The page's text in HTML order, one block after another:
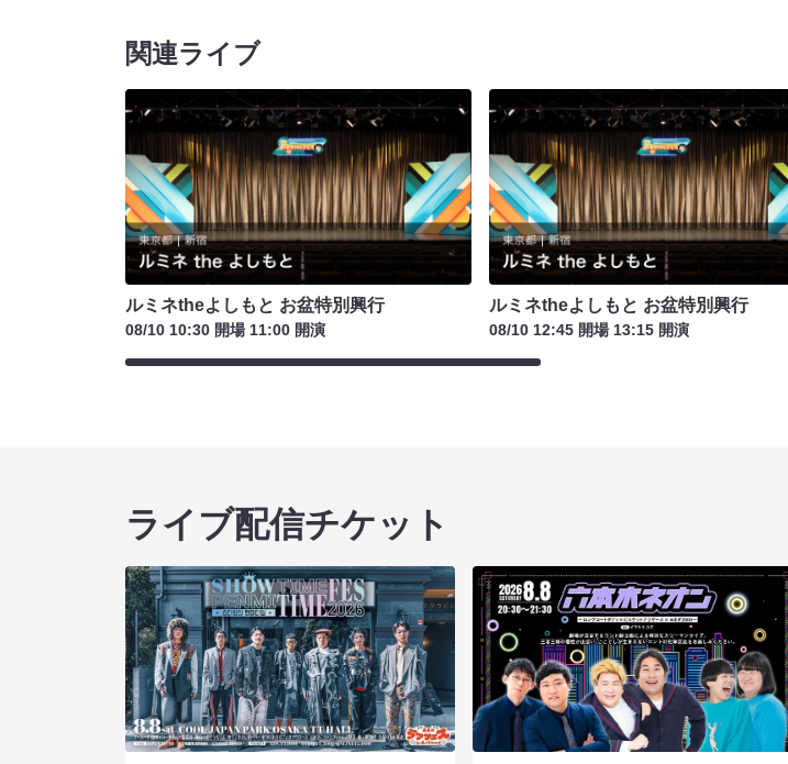
関連ライブ
ルミネtheよしもと お盆特別興行
08/10 10:30 開場 11:00 開演
ルミネtheよしもと お盆特別興行
08/10 12:45 開場 13:15 開演
ライブ配信チケット